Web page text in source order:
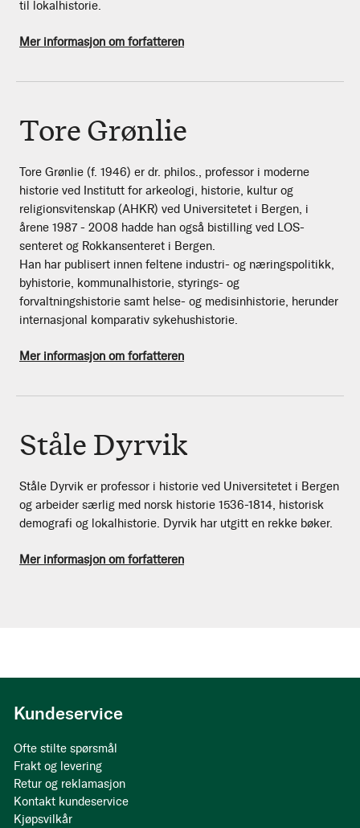
til lokalhistorie.
Mer informasjon om forfatteren
Tore Grønlie
Tore Grønlie (f. 1946) er dr. philos., professor i moderne
historie ved Institutt for arkeologi, historie, kultur og
religionsvitenskap (AHKR) ved Universitetet i Bergen, i
årene 1987 - 2008 hadde han også bistilling ved LOS-
senteret og Rokkansenteret i Bergen.
Han har publisert innen feltene industri- og næringspolitikk,
byhistorie, kommunalhistorie, styrings- og
forvaltningshistorie samt helse- og medisinhistorie, herunder
internasjonal komparativ sykehushistorie.
Mer informasjon om forfatteren
Ståle Dyrvik
Ståle Dyrvik er professor i historie ved Universitetet i Bergen
og arbeider særlig med norsk historie 1536-1814, historisk
demografi og lokalhistorie. Dyrvik har utgitt en rekke bøker.
Mer informasjon om forfatteren
Kundeservice
Ofte stilte spørsmål
Frakt og levering
Retur og reklamasjon
Kontakt kundeservice
Kjøpsvilkår